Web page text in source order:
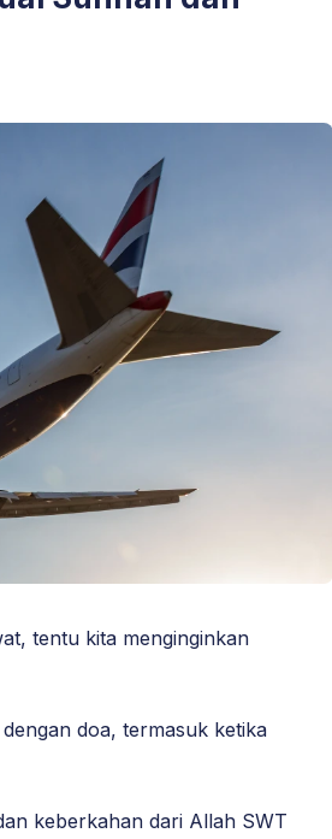
tentu kita menginginkan
doa, termasuk ketika
keberkahan dari Allah SWT